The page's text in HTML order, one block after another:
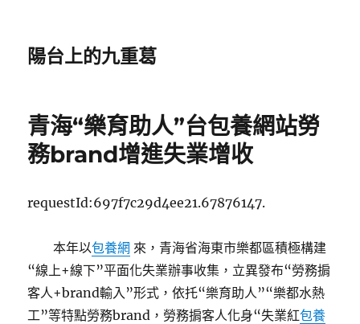
陽台上的九重葛
青海“樂育助人”台包養網站勞
務brand增進失業增收
requestId:697f7c29d4ee21.67876147.
本年以包養網 來，青海省海東市樂都區積極構建
“線上+線下”平面化失業辦事收集，立異發布“勞務掮
客人+brand輸入”形式，依托“樂育助人”“樂都水熱
工”等特點勞務brand，勞務掮客人化身“失業紅包養